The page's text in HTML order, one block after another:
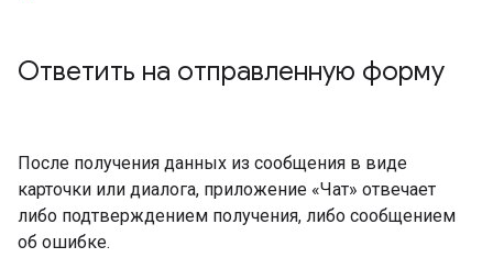
Ответить на отправленную форму
После получения данных из сообщения в виде
карточки или диалога, приложение «Чат» отвечает
либо подтверждением получения, либо сообщением
об ошибке.